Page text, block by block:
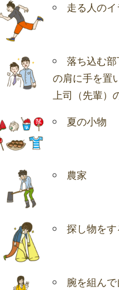
走る人のイ
落ち込む部
の肩に手を置
上司（先輩）
夏の小物
農家
探し物をす
腕を組ん